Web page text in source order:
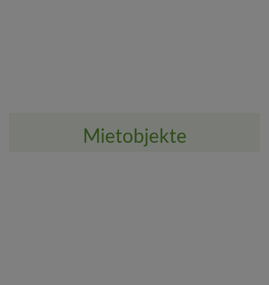
Mietobjekte